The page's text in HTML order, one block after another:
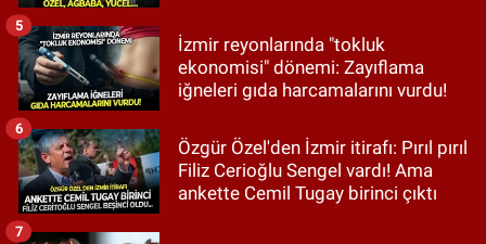
İzmir reyonlarında "tokluk
ekonomisi" dönemi: Zayıflama
iğneleri gıda harcamalarını vurdu!
5
Özgür Özel'den İzmir itirafı: Pırıl pırıl
Filiz Cerioğlu Sengel vardı! Ama
ankette Cemil Tugay birinci çıktı
6
7